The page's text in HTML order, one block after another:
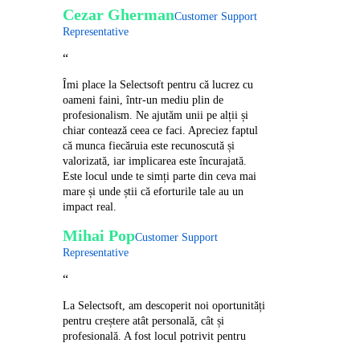
Cezar GhermanCustomer Support
Representative
“
Îmi place la Selectsoft pentru că lucrez cu
oameni faini, într-un mediu plin de
profesionalism. Ne ajutăm unii pe alții și
chiar contează ceea ce faci. Apreciez faptul
că munca fiecăruia este recunoscută și
valorizată, iar implicarea este încurajată.
Este locul unde te simți parte din ceva mai
mare și unde știi că eforturile tale au un
impact real.
Mihai PopCustomer Support
Representative
“
La Selectsoft, am descoperit noi oportunități
pentru creștere atât personală, cât și
profesională. A fost locul potrivit pentru